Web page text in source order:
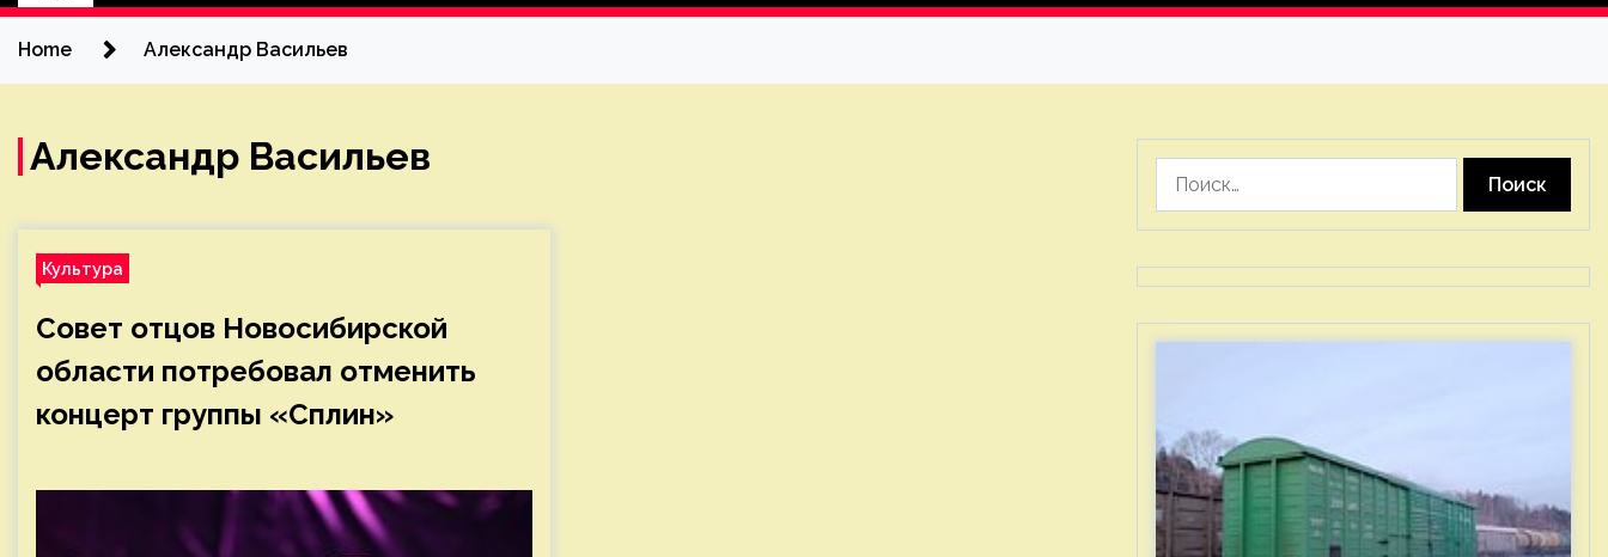
Home Александр Васильев
Александр Васильев
Культура
Совет отцов Новосибирской
области потребовал отменить
концерт группы «Сплин»